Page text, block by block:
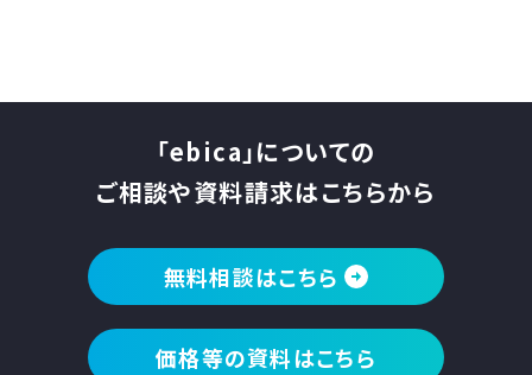
「ebica」についての
ご相談や資料請求はこちらから
無料相談はこちら
価格等の資料はこちら